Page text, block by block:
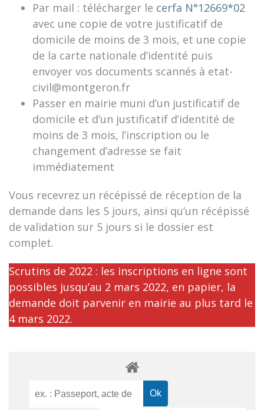
Par mail : télécharger le cerfa N°12669*02
avec une copie de votre justificatif de
domicile de moins de 3 mois, et une copie
de la carte nationale d’identité puis
envoyer vos documents scannés à etat-
civil@montgeron.fr
Passer en mairie muni d’un justificatif de
domicile et d’un justificatif d’identité de
moins de 3 mois, l’inscription ou le
changement d’adresse se fait
immédiatement
Vous recevrez un récépissé de réception de la
demande dans les 5 jours, ainsi qu’un récépissé
de validation sur 5 jours si le dossier est
complet.
Scrutins de 2022 : les inscriptions en ligne sont
possibles jusqu’au 2 mars 2022, en papier, la
demande doit parvenir en mairie au plus tard le
4 mars 2022.